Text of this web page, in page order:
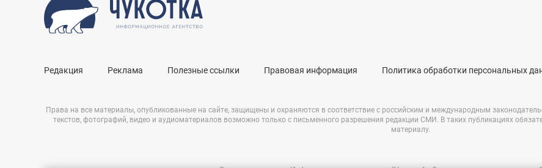
Редакция Реклама Полезные ссылки Правовая информация Политика обработки персональных
Права на все материалы, опубликованные на сайте, защищены и охраняются в соответствие с российским и международным
текстов, фотографий, видео и аудиоматериалов возможно только с письменного разрешения редакции СМИ. В таких публикациях
материалу.